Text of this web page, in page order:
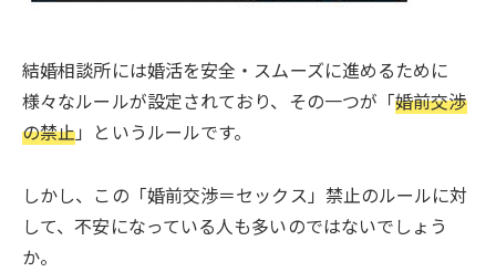
結婚相談所には婚活を安全・スムーズに進めるために
様々なルールが設定されており、その一つが「婚前交渉
の禁止」というルールです。
しかし、この「婚前交渉＝セックス」禁止のルールに対
して、不安になっている人も多いのではないでしょう
か。